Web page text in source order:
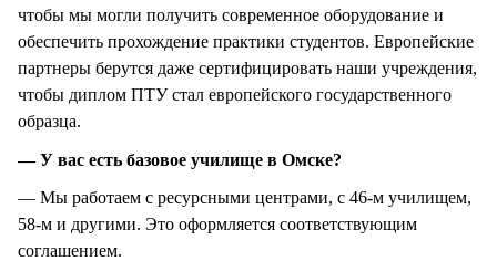
чтобы мы могли получить современное оборудование и
обеспечить прохождение практики студентов. Европейские
партнеры берутся даже сертифицировать наши учреждения,
чтобы диплом ПТУ стал европейского государственного
образца.
— У вас есть базовое училище в Омске?
— Мы работаем с ресурсными центрами, с 46-м училищем,
58-м и другими. Это оформляется соответствующим
соглашением.